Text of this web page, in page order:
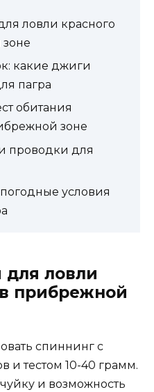
ловли красного
какие джиги
пагра
обитания
зоне
проводки для
условия
для ловли
прибрежной
спиннинг с
и тестом 10-40 грамм.
и возможность